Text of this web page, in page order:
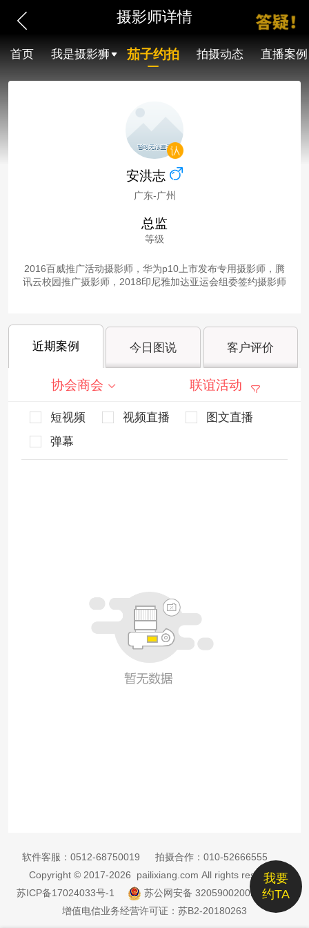
摄影师详情
首页 我是摄影狮 茄子约拍 拍摄动态 直播案例
安洪志
广东-广州
总监
等级
2016百威推广活动摄影师，华为p10上市发布专用摄影师，腾
讯云校园推广摄影师，2018印尼雅加达亚运会组委签约摄影师
近期案例 今日图说 客户评价
协会商会 联谊活动
短视频 视频直播
图文直播
弹幕
我要
约TA
软件客服： 0512-68750019 拍摄合作： 010-52666555
Copyright © 2017-2026 pailixiang.com All rights reserved
苏ICP备17024033号-1
苏公网安备 32059002002885号
增值电信业务经营许可证：苏B2-20180263